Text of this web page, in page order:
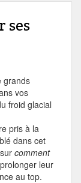
ses
grands
vos
froid glacial
pris à la
dans cet
comment
leur
au top.